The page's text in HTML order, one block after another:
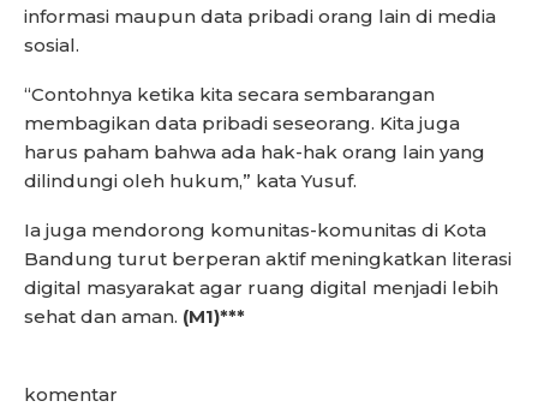
informasi maupun data pribadi orang lain di media
sosial.
“Contohnya ketika kita secara sembarangan
membagikan data pribadi seseorang. Kita juga
harus paham bahwa ada hak-hak orang lain yang
dilindungi oleh hukum,” kata Yusuf.
Ia juga mendorong komunitas-komunitas di Kota
Bandung turut berperan aktif meningkatkan literasi
digital masyarakat agar ruang digital menjadi lebih
sehat dan aman. (M1)***
komentar